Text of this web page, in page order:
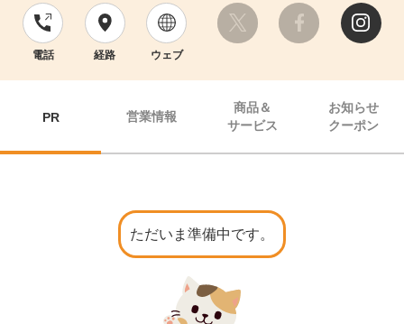
電話 経路 ウェブ
PR 営業情報
商品＆
サービス
お知らせ
クーポン
ただいま準備中です。